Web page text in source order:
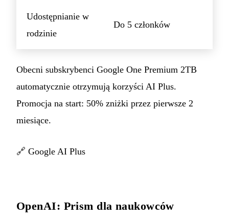
Udostępnianie w
rodzinie
Do 5 członków
Obecni subskrybenci Google One Premium 2TB
automatycznie otrzymują korzyści AI Plus.
Promocja na start: 50% zniżki przez pierwsze 2
miesiące.
🔗 Google AI Plus
OpenAI: Prism dla naukowców